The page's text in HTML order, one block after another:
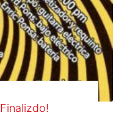
Finalizdo!